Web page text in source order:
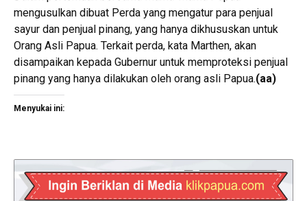
mengusulkan dibuat Perda yang mengatur para penjual
sayur dan penjual pinang, yang hanya dikhususkan untuk
Orang Asli Papua. Terkait perda, kata Marthen, akan
disampaikan kepada Gubernur untuk memproteksi penjual
pinang yang hanya dilakukan oleh orang asli Papua.(aa)
Menyukai ini: